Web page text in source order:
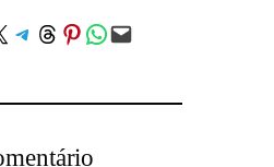
Share on Telegram
Share on Threads
Share on Pinterest
Share on WhatsApp
Email this Page